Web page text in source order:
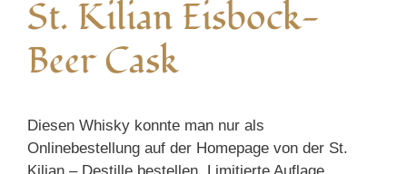
St. Kilian Eisbock-
Beer Cask
Diesen Whisky konnte man nur als
Onlinebestellung auf der Homepage von der St.